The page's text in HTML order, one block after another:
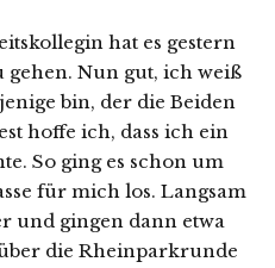
hat es gestern
Nun gut, ich weiß
bin, der die Beiden
hoffe ich, dass ich ein
So ging es schon um
für mich los. Langsam
und gingen dann etwa
die Rheinparkrunde